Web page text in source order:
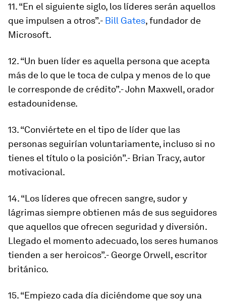
11. “En el siguiente siglo, los líderes serán aquellos
que impulsen a otros”.- Bill Gates, fundador de
Microsoft.
12. “Un buen líder es aquella persona que acepta
más de lo que le toca de culpa y menos de lo que
le corresponde de crédito”.- John Maxwell, orador
estadounidense.
13. “Conviértete en el tipo de líder que las
personas seguirían voluntariamente, incluso si no
tienes el título o la posición”.- Brian Tracy, autor
motivacional.
14. “Los líderes que ofrecen sangre, sudor y
lágrimas siempre obtienen más de sus seguidores
que aquellos que ofrecen seguridad y diversión.
Llegado el momento adecuado, los seres humanos
tienden a ser heroicos”.- George Orwell, escritor
británico.
15. “Empiezo cada día diciéndome que soy una